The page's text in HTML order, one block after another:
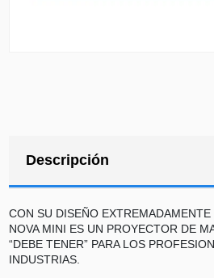
Descripción
CON SU DISEÑO EXTREMADAMENTE
NOVA MINI ES UN PROYECTOR DE
“DEBE TENER” PARA LOS
INDUSTRIAS.